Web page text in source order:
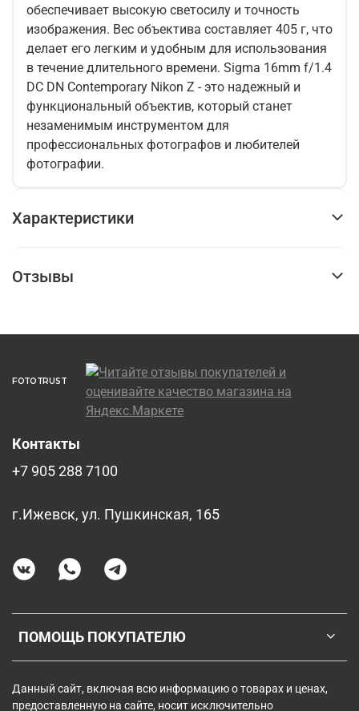
обеспечивает высокую светосилу и точность
изображения. Вес объектива составляет 405 г, что
делает его легким и удобным для использования
в течение длительного времени. Sigma 16mm f/1.4
DC DN Contemporary Nikon Z - это надежный и
функциональный объектив, который станет
незаменимым инструментом для
профессиональных фотографов и любителей
фотографии.
Характеристики
Отзывы
FOTOTRUST
ПОМОЩЬ ПОКУПАТЕЛЮ
Контакты
+7 905 288 7100
г.Ижевск, ул. Пушкинская, 165
Данный сайт, включая всю информацию о товарах и ценах,
предоставленную на сайте, носит исключительно